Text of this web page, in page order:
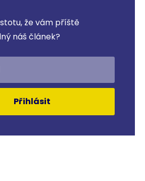
že vám příště
náš článek?
Přihlásit